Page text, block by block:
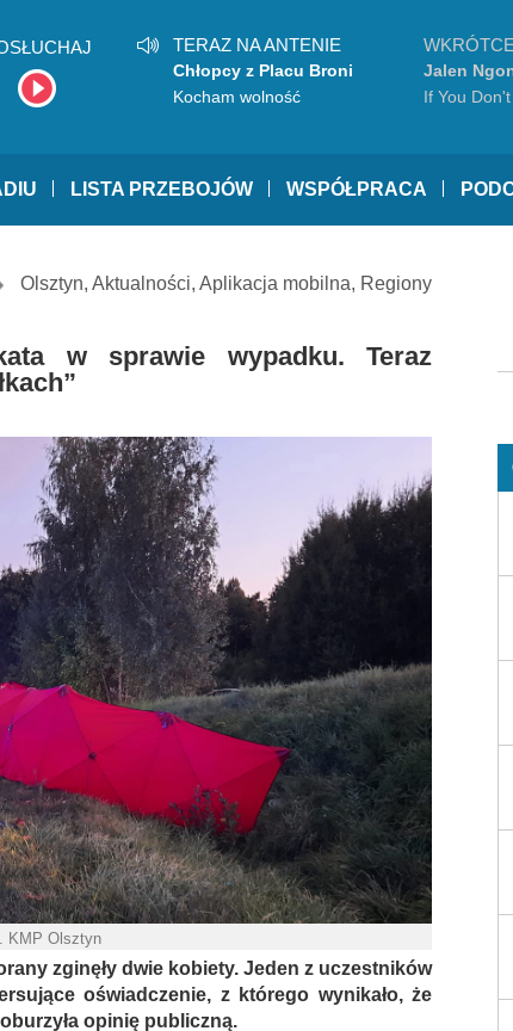
TERAZ NA ANTENIE
Chłopcy z Placu Broni
Kocham wolność
WKRÓTCE
Jalen
If You
LISTA PRZEBOJÓW WSPÓŁPRACA
Olsztyn, Aktualności, Aplikacja mobilna, Regiony
w sprawie wypadku. Teraz
KMP Olsztyn
zginęły dwie kobiety. Jeden z uczestników
oświadczenie, z którego wynikało, że
opinię publiczną.